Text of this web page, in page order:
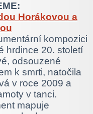
Horákovou a
kompozici
hrdince 20. století
odsouzené
k smrti, natočila
v roce 2009 a
v tanci.
mapuje